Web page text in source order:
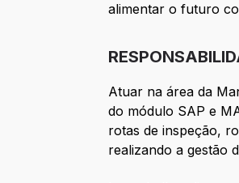
alimentar o futuro
Atuar na área da
do módulo SAP e
rotas de inspeção,
realizando a gestão